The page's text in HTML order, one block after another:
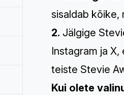
sisaldab kõike,
2. Jälgige
Instagram ja X,
teiste Stevie
Kui olete